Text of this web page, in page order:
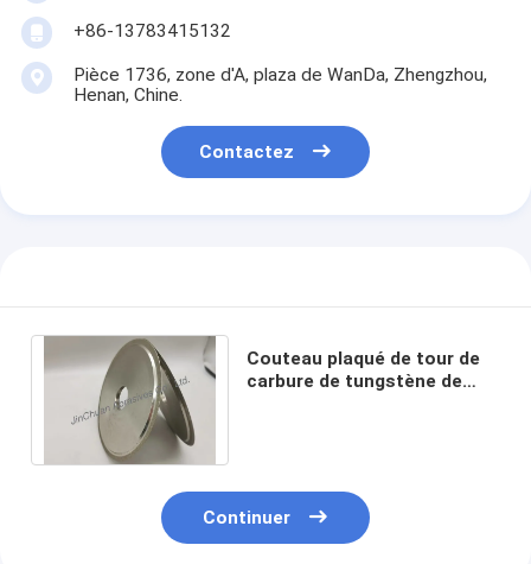
+86-13783415132
Pièce 1736, zone d'A, plaza de WanDa, Zhengzhou,
Henan, Chine.
Contactez
Couteau plaqué de tour de
carbure de tungstène de
Continuer